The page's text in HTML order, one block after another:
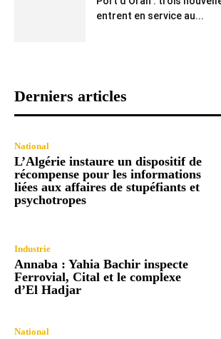
entrent en service au...
Derniers articles
National
L’Algérie instaure un dispositif de
récompense pour les informations
liées aux affaires de stupéfiants et
psychotropes
Industrie
Annaba : Yahia Bachir inspecte
Ferrovial, Cital et le complexe
d’El Hadjar
National